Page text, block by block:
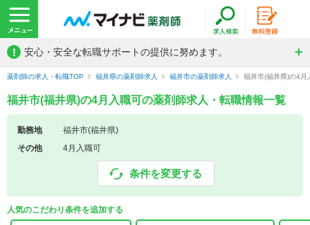
! 安心・安全な転職サポートの提供に努めます。
薬剤師の求人・転職TOP 福井県の薬剤師求人 福井市の薬剤師求人 福井市(福井県)の4月
福井市(福井県)の4月入職可の薬剤師求人・転職情報一覧
勤務地
福井市(福井県)
その他
4月入職可
条件を変更する
人気のこだわり条件を追加する